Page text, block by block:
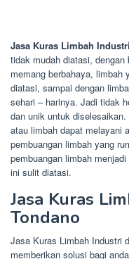
Jasa Kuras Limbah
tidak mudah diatasi,
memang berbahaya, limbah
diatasi, sampai dengan
sehari – harinya. Jadi tidak
dan unik untuk
atau limbah dapat melayani
pembuangan limbah yang
pembuangan limbah
ini sulit diatasi.
Jasa Kuras
Tondano
Jasa Kuras Limbah Industri
memberikan solusi bagi